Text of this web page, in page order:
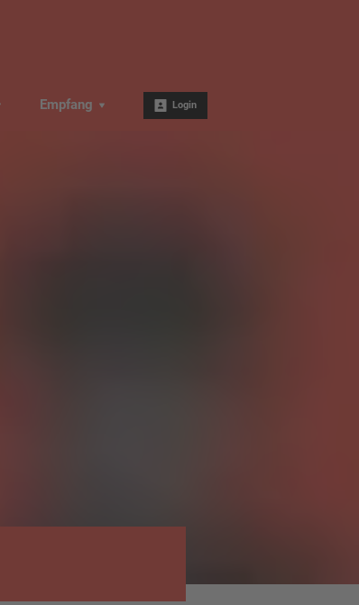
Empfang Login